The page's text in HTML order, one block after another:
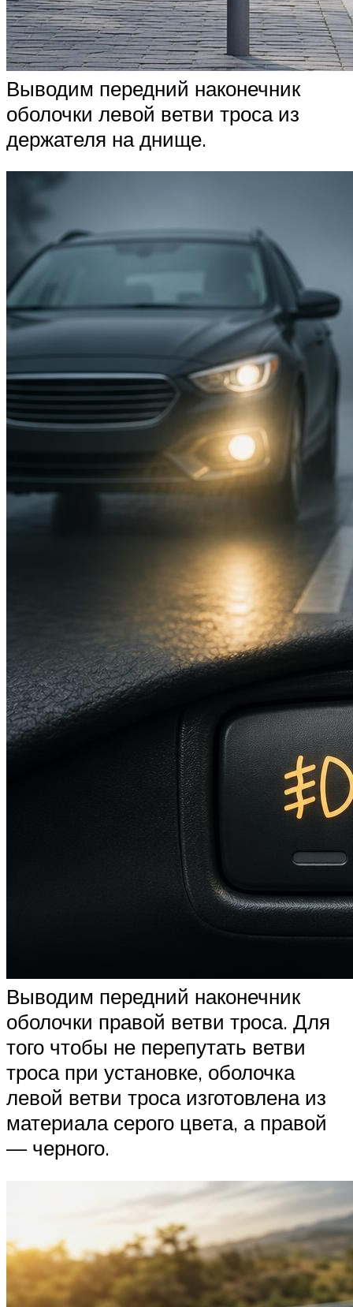
Выводим передний наконечник
оболочки левой ветви троса из
держателя на днище.
Выводим передний наконечник
оболочки правой ветви троса. Для
того чтобы не перепутать ветви
троса при установке, оболочка
левой ветви троса изготовлена из
материала серого цвета, а правой
— черного.